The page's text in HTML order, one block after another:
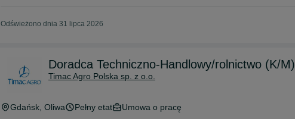
Odświeżono dnia 31 lipca 2026
Doradca Techniczno-Handlowy/rolnictwo (K/M)
Timac Agro Polska sp. z o.o.
Gdańsk , Oliwa Pełny etat Umowa o pracę